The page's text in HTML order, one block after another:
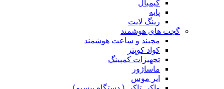
گیمبال
پایه
رینگ لایت
گجت های هوشمند
مچبند و ساعت هوشمند
کواد کوپتر
تجهیزات کمپینگ
ماساژور
ایر موس